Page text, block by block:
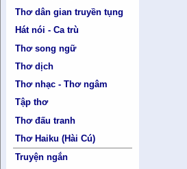
Thơ dân gian truyền tụng
Hát nói - Ca trù
Thơ song ngữ
Thơ dịch
Thơ nhạc - Thơ ngâm
Tập thơ
Thơ đấu tranh
Thơ Haiku (Hài Cú)
Truyện ngắn